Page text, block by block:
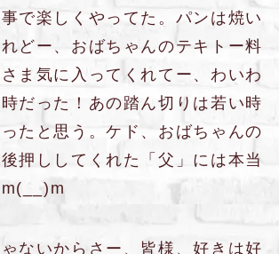
で楽しくやってた。パンは焼い
どー、おばちゃんのテキトー料
ま気に入ってくれてー、わいわ
だった！あの踏ん切りは若い時
たと思う。ケド、おばちゃんの
押ししてくれた「父」には本当
ないからさー、皆様、好きは好